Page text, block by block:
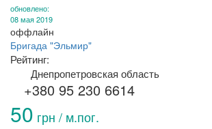
обновлено:
08 мая 2019
оффлайн
Бригада "Эльмир"
Рейтинг:
Днепропетровская область
+380 95 230 6614
50 грн / м.пог.